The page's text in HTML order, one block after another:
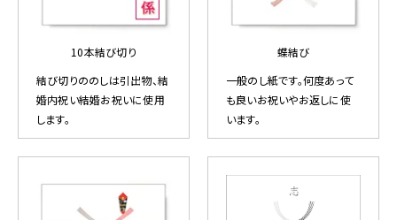
10本結び切り
結び切りののしは引出物、結
婚内祝い結婚お祝いに使用
します。
蝶結び
一般のし紙です。何度あって
も良いお祝いやお返しに使
います。